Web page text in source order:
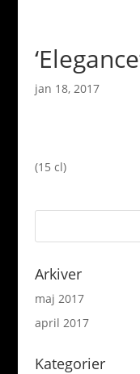
jan 18, 2017
(15 cl)
Arkiver
maj 2017
april 2017
Kategorier